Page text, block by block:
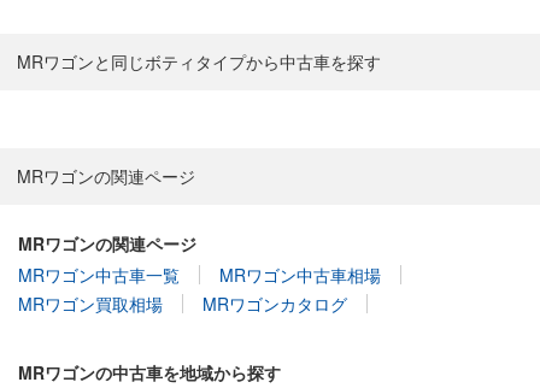
MRワゴンと同じボティタイプから中古車を探す
MRワゴンの関連ページ
MRワゴンの関連ページ
MRワゴン中古車一覧
MRワゴン中古車相場
MRワゴン買取相場
MRワゴンカタログ
MRワゴンの中古車を地域から探す